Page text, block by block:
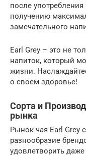
после
получению
замечательного
Earl Grey – это не
напиток, который
жизни.
о своем здоровье!
Сорта и
рынка
Рынок чая Earl Grey
разнообразие
удовлетворить